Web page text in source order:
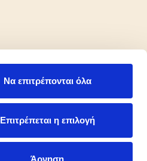
Να επιτρέπονται όλα
Επιτρέπεται η επιλογή
Άρνηση